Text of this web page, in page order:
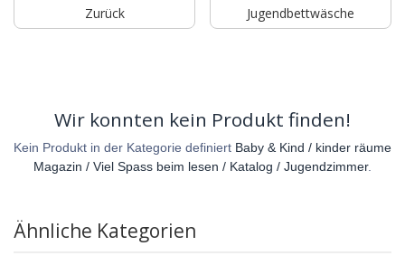
Zurück Jugendbettwäsche
Wir konnten kein Produkt finden!
Kein Produkt in der Kategorie definiert Baby & Kind / kinder räume
Magazin / Viel Spass beim lesen / Katalog / Jugendzimmer.
Ähnliche Kategorien